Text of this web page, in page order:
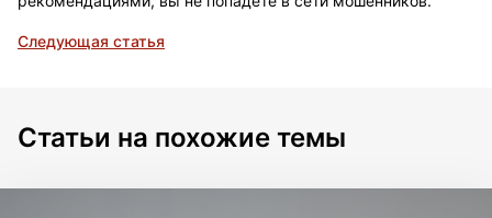
Следующая статья
Статьи на похожие темы